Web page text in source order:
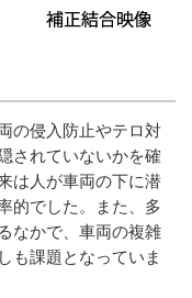
の侵入防止やテロ対
されていないかを確
は人が車両の下に潜
的でした。また、多
なかで、車両の複雑
も課題となっていま